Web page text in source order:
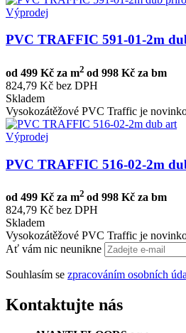
Výprodej
PVC TRAFFIC 591-01-2m
od 499 Kč za m2 od 998 Kč za bm
824,79 Kč bez DPH
Skladem
Vysokozátěžové PVC Traffic je
Výprodej
PVC TRAFFIC 516-02-2m
od 499 Kč za m2 od 998 Kč za bm
824,79 Kč bez DPH
Skladem
Vysokozátěžové PVC Traffic je
Ať vám nic neunikne
Souhlasím se zpracováním osobních
Kontaktujte nás